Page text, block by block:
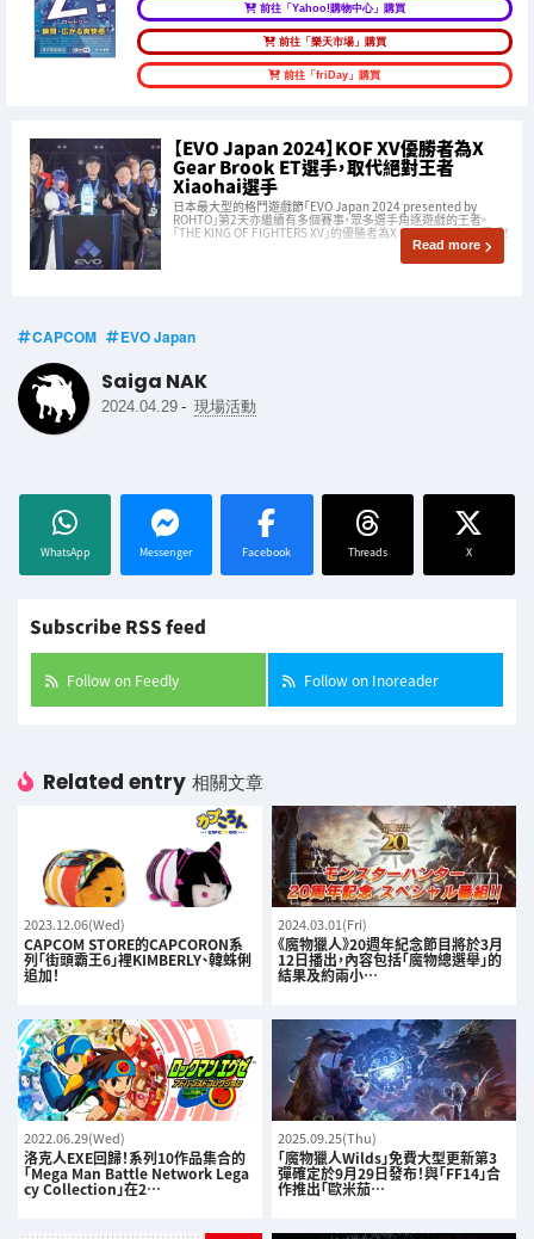
前往「Yahoo!購物中心」購買
前往「樂天市場」購買
前往「friDay」購買
【EVO Japan 2024】KOF XV優勝者為X
Gear Brook ET選手，取代絕對王者
Xiaohai選手
日本最大型的格鬥遊戲節「EVO Japan 2024 presented by
ROHTO」第2天亦繼續有多個賽事，眾多選手角逐遊戲的王者。
「THE KING OF FIGHTERS XV」的優勝者為X Gear Brook ET選手！
Read more
CAPCOM EVO Japan
Saiga NAK
2024.04.29 - 現場活動
WhatsApp Messenger Facebook Threads X
Subscribe RSS feed
Follow on Feedly Follow on Inoreader
Related entry 相關文章
2023.12.06(Wed)
CAPCOM STORE的CAPCORON系
列「街頭霸王6」裡KIMBERLY、韓蛛俐
追加！
2024.03.01(Fri)
《魔物獵人》20週年紀念節目將於3月
12日播出，內容包括「魔物總選舉」的
結果及約兩小…
2022.06.29(Wed)
洛克人EXE回歸！系列10作品集合的
「Mega Man Battle Network Lega
cy Collection」在2…
2025.09.25(Thu)
「魔物獵人Wilds」免費大型更新第3
彈確定於9月29日發布！與「FF14」合
作推出「歐米茄…